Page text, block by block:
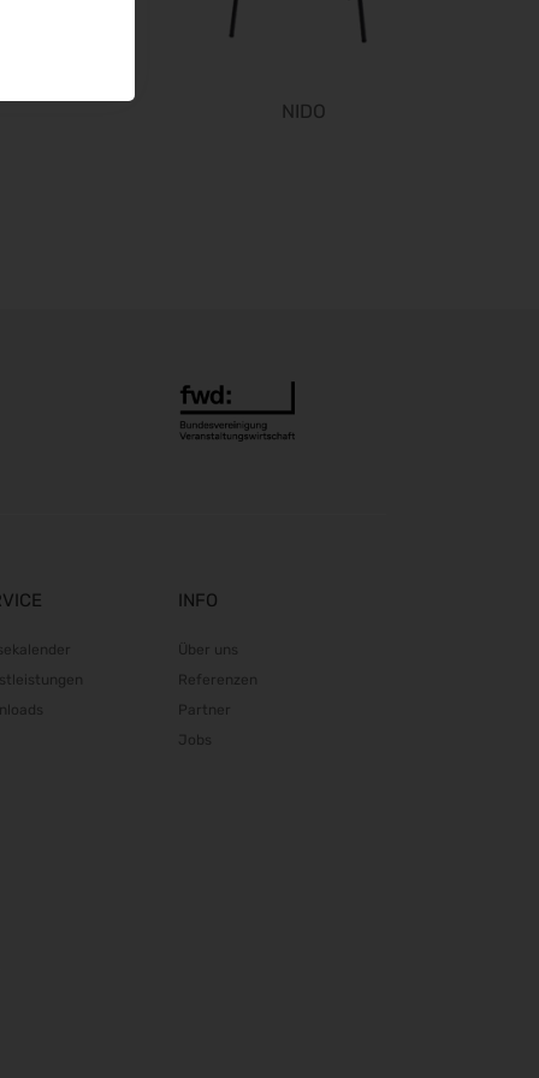
WindEnergy Hamburg 2026
Steuerberater Expo 2026
06.10.2026 - 08.10.2026
RIFA 2026
Fakuma 2026
12.10.2026 - 16.10.2026
Chillventa 2026
13.10.2026 - 15.10.2026
NIDO
INFO
Über uns
Referenzen
Partner
Jobs